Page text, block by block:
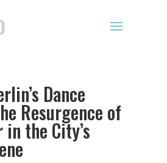
Dance
Resurgence of
the City’s